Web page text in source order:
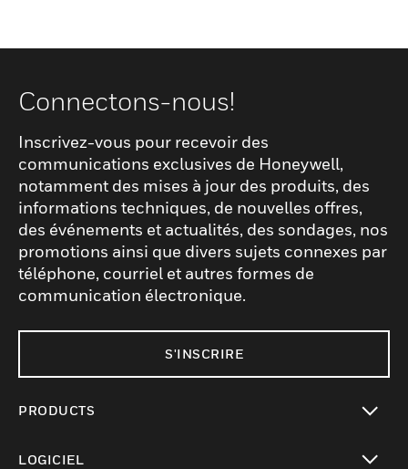
Connectons-nous!
Inscrivez-vous pour recevoir des
communications exclusives de Honeywell,
notamment des mises à jour des produits, des
informations techniques, de nouvelles offres,
des événements et actualités, des sondages, nos
promotions ainsi que divers sujets connexes par
téléphone, courriel et autres formes de
communication électronique.
S'INSCRIRE
PRODUCTS
LOGICIEL